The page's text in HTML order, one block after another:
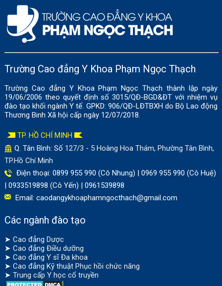
Trường Cao đẳng Y Khoa Phạm Ngọc Thạch
Trường Cao đẳng Y Khoa Phạm Ngọc Thạch thành lập ngày
19/06/2006 theo quyết định số 3015/QĐ-BGD&ĐT với nhiệm vụ
đào tạo khối ngành Y tế. GPKD: 906/QĐ-LĐTBXH do Bộ Lao động
Thương Binh Xã hội cấp ngày 12/07/2018.
TP. HỒ CHÍ MINH
Q. Tân Bình: Số 127/3 - 5 Hoàng Hoa Thám, Phường Tân Bình,
TP.Hồ Chí Minh
Điện thoại: 0899 955 990 (Cô Nhung) | 0969 955 990 (Cô Huệ)
| 0933519898 (Cô Yến) | 0961539898
Email: caodangykhoaphamngocthach@gmail.com
Các ngành đào tạo
➤ Cao đẳng Dược
➤ Cao đẳng Điều dưỡng
➤ Cao đẳng Y sĩ Đa khoa
➤ Cao đẳng Kỹ thuật Phục hồi chức năng
➤ Trung cấp Y học cổ truyền